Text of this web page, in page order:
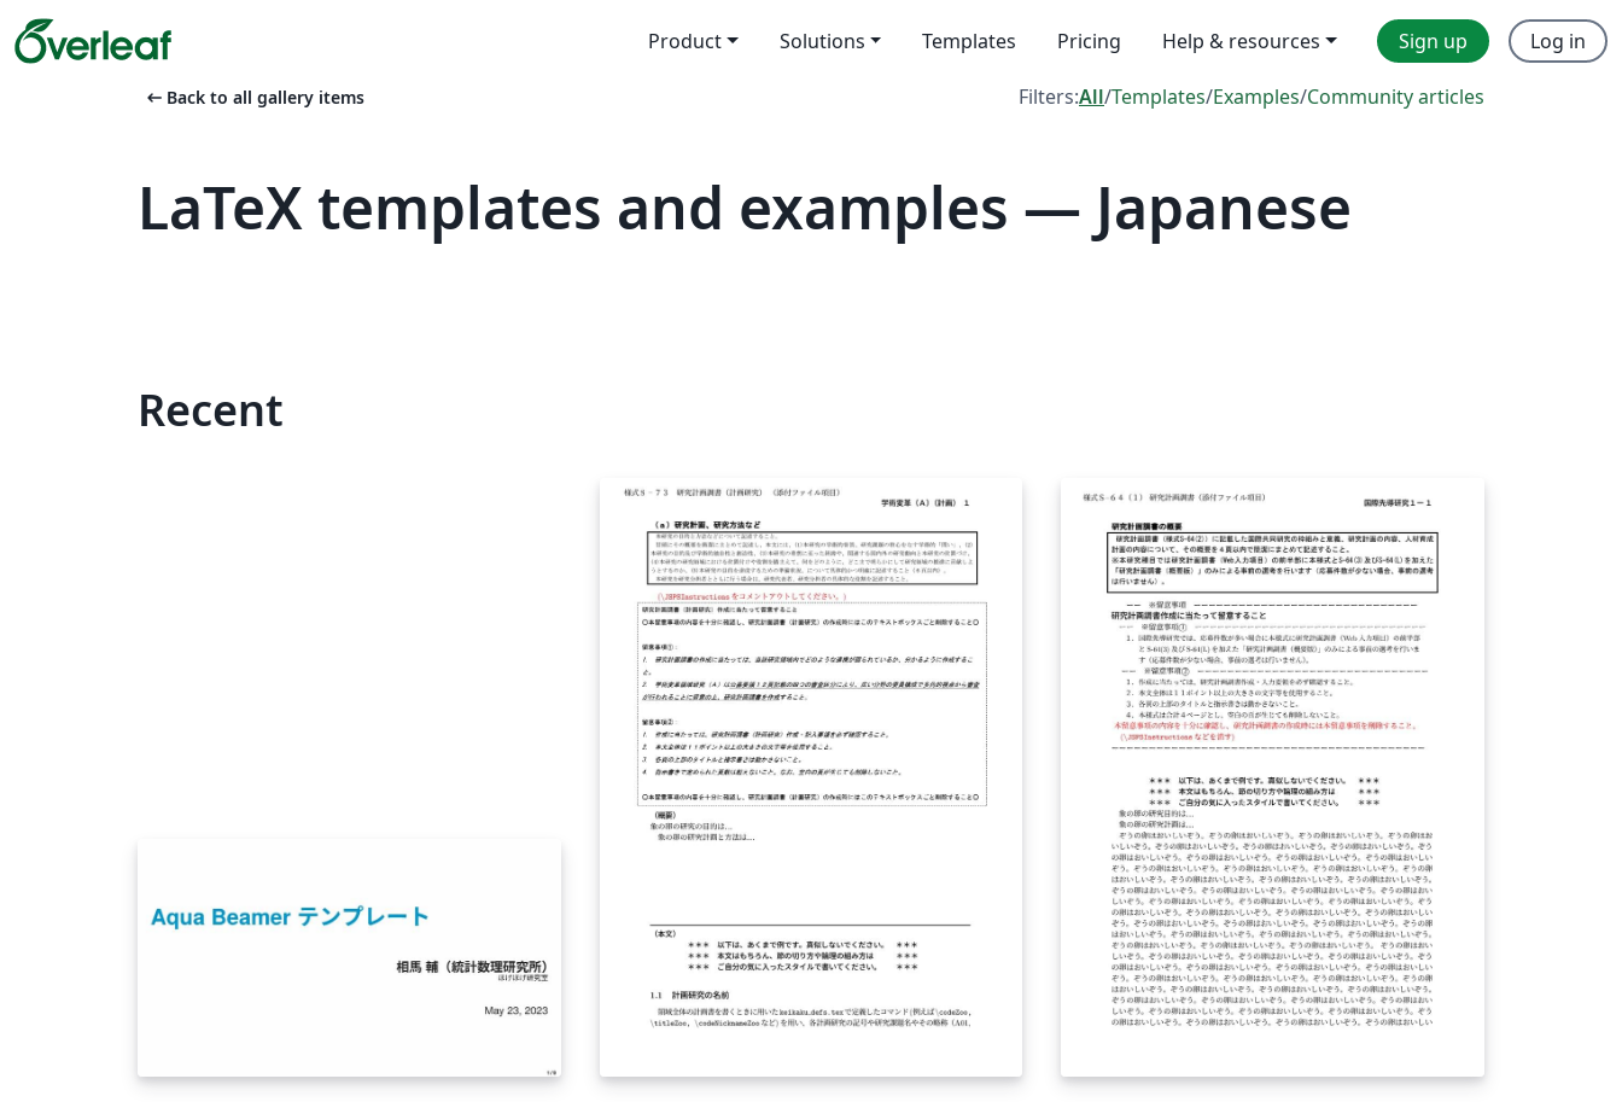
Product Solutions Templates Pricing Help & resources Sign up Log in
arrow_left_alt Back to all gallery items Filters:All/Templates/Examples/Community articles
LaTeX templates and examples — Japanese
Recent